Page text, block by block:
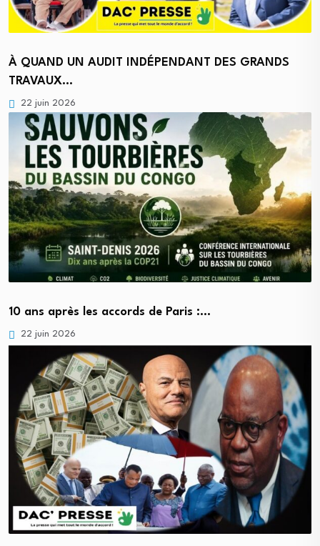
À QUAND UN AUDIT INDÉPENDANT DES GRANDS
TRAVAUX…
22 juin 2026
10 ans après les accords de Paris :…
22 juin 2026